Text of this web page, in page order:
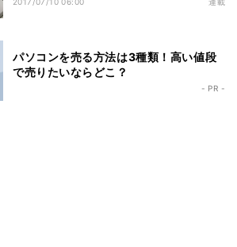
パソコンを売る方法は3種類！高い値段
で売りたいならどこ？
- PR -